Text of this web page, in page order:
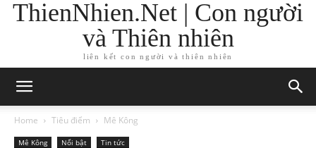
ThienNhien.Net | Con người
và Thiên nhiên
liên kết con người và thiên nhiên
Home Tiêu điểm Mê Kông
Mê Kông Nổi bật Tin tức